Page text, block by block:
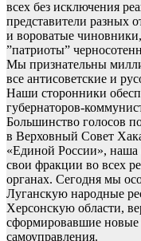
всех без исключения
представители разных
и вороватые
”патриоты”
Мы признательны
все антисоветские и
Наши сторонники
губернаторов-
Большинство голосов
в Верховный Совет
«Единой России», наша
свои фракции во всех
органах. Сегодня мы
Луганскую народные
Херсонскую области,
сформировавшие новые
самоуправления.